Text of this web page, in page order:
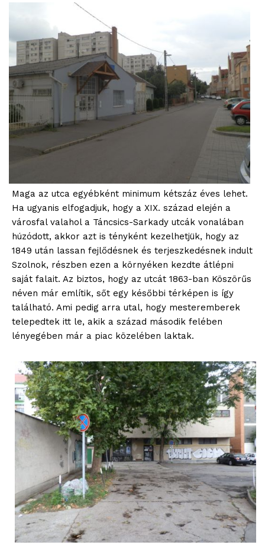
Maga az utca egyébként minimum kétszáz éves lehet.
Ha ugyanis elfogadjuk, hogy a XIX. század elején a
városfal valahol a Táncsics-Sarkady utcák vonalában
húzódott, akkor azt is tényként kezelhetjük, hogy az
1849 után lassan fejlődésnek és terjeszkedésnek indult
Szolnok, részben ezen a környéken kezdte átlépni
saját falait. Az biztos, hogy az utcát 1863-ban Köszörűs
néven már említik, sőt egy későbbi térképen is így
található. Ami pedig arra utal, hogy mesteremberek
telepedtek itt le, akik a század második felében
lényegében már a piac közelében laktak.